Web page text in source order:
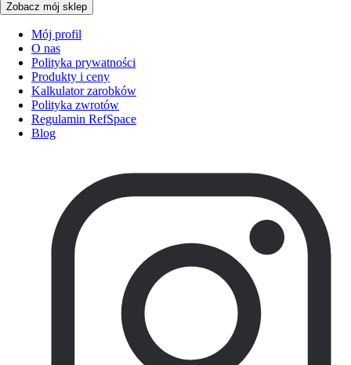
Zobacz mój sklep
Mój profil
O nas
Polityka prywatności
Produkty i ceny
Kalkulator zarobków
Polityka zwrotów
Regulamin RefSpace
Blog